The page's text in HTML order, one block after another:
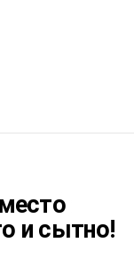
и сытно!